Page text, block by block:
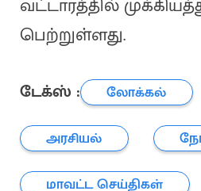
வட்டாரத்தில்
பெற்றுள்ளது.
டேக்ஸ் :
லோக்கல்
அரசியல்
மாவட்ட செய்திகள்